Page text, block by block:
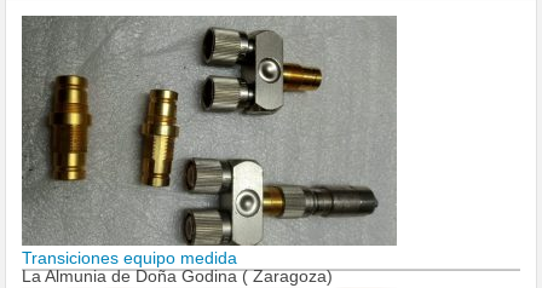
Transiciones equipo medida
La Almunia de Doña Godina ( Zaragoza)